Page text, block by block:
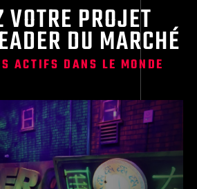
VOTRE PROJET
DU MARCHÉ
ACTIFS DANS LE MONDE